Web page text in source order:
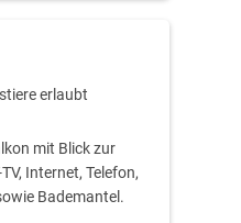
erlaubt
mit Blick zur
Internet, Telefon,
Bademantel.